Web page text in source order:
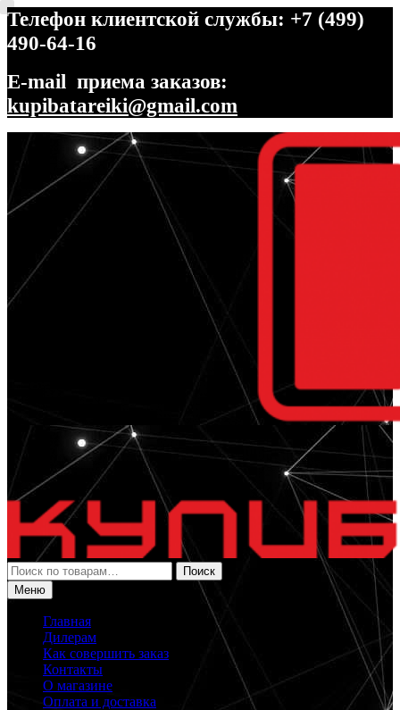
Телефон клиентской службы: +7 (499)
490-64-16
E-mail приема заказов:
kupibatareiki@gmail.com
Перейти
навигации
Перейти
содержимому
Искать:
Поиск
Меню
Главная
Дилерам
Как совершить заказ
Контакты
О магазине
Оплата и доставка